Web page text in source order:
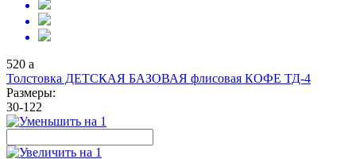
520 a
Толстовка ДЕТСКАЯ БАЗОВАЯ флисовая КОФЕ ТД-4
Размеры:
30-122